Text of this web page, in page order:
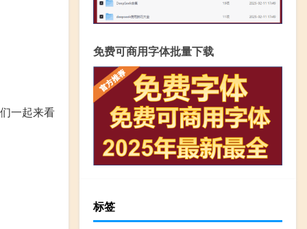
一起来看
免费可商用字体批量下载
标签